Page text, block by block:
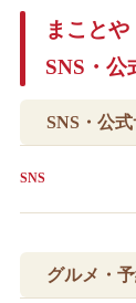
まことや
SNS・公
SNS・公式
SNS
グルメ・